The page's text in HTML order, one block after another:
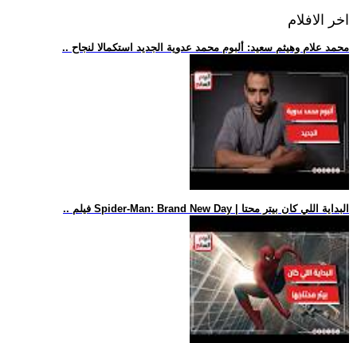
اخر الافلام
.. محمد علام وهيثم سعيد: ألبوم محمد عدوية الجديد استكمالا لنجاح
.. فيلم Spider-Man: Brand New Day | البداية اللي كان بيتر محتا